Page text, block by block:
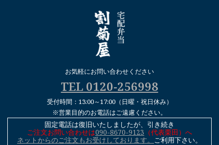
お気軽にお問い合わせください
TEL 0120-256998
受付時間：13:00～17:00（日曜・祝日休み）
※営業目的のお電話はご遠慮ください。
固定電話は復旧いたしましたが、引き続き
ご注文お問い合わせは090-8670-9123 （代表栗田）へ
ネットからのご注文もお受けしております。 ご利用下さい。